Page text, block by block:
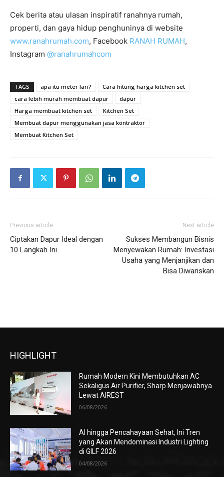
Cek berita atau ulasan inspiratif ranahnya rumah,
properti, dan gaya hidup penghuninya di website
www.ranahrumah.com, Facebook RANAH RUMAH,
Instagram @ranahrumahcom
TAGS apa itu meter lari?
Cara hitung harga kitchen set
cara lebih murah membuat dapur
dapur
Harga membuat kitchen set
Kitchen Set
Membuat dapur menggunakan jasa kontraktor
Membuat Kitchen Set
Previous article
Ciptakan Dapur Ideal dengan
10 Langkah Ini
Next article
Sukses Membangun Bisnis
Menyewakan Rumah: Investasi
Usaha yang Menjanjikan dan
Bisa Diwariskan
HIGHLIGHT
Rumah Modern Kini Membutuhkan AC
Sekaligus Air Purifier, Sharp Menjawabnya
Lewat AIREST
06/08/2026
AI hingga Pencahayaan Sehat, Ini Tren
yang Akan Mendominasi Industri Lighting
di GILF 2026
04/08/2026